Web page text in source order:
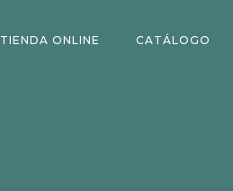
TIENDA ONLINE CATÁLOGO